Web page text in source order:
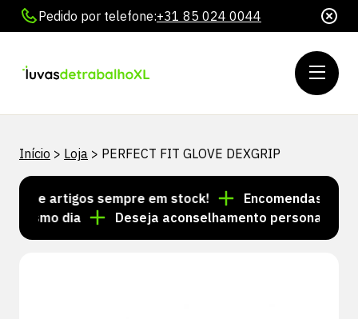
Pedido por telefone:+31 85 024 0044
Início > Loja > PERFECT FIT GLOVE DEXGRIP
de artigos sempre em stock!
Encomendas feitas
dia
Deseja aconselhamento personalizado?